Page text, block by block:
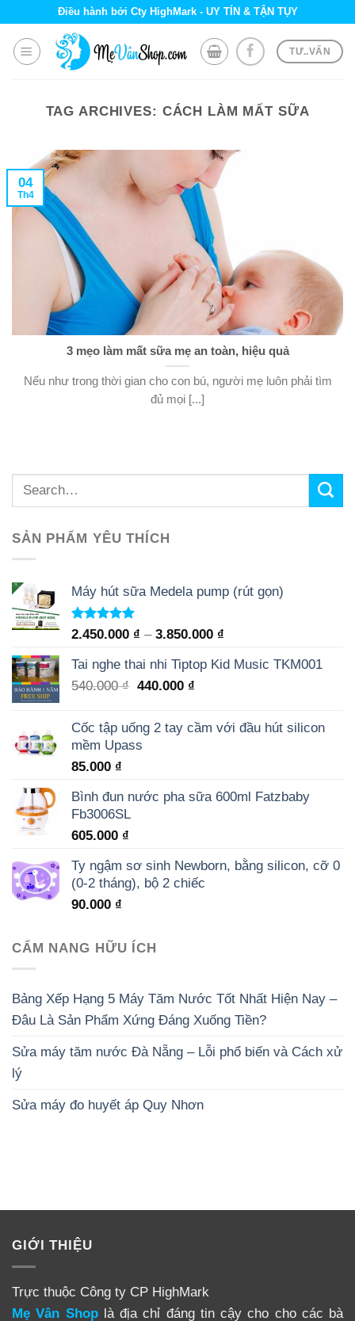
content
Điều hành bởi Cty HighMark - UY TÍN & TẬN TỤY
TƯ..VẤN
TAG ARCHIVES: CÁCH LÀM MẤT SỮA
3 mẹo làm mất sữa mẹ an toàn, hiệu quả
Nếu như trong thời gian cho con bú, người mẹ luôn phải tìm
đủ mọi [...]
04
Th4
SẢN PHẨM YÊU THÍCH
Máy hút sữa Medela pump (rút gọn)
Rated 5.00
2.450.000 ₫ – 3.850.000 ₫
Tai nghe thai nhi Tiptop Kid Music TKM001
540.000₫ 440.000 ₫
Cốc tập uống 2 tay cầm với đầu hút silicon
mềm Upass
85.000 ₫
Bình đun nước pha sữa 600ml Fatzbaby
Fb3006SL
605.000 ₫
Ty ngậm sơ sinh Newborn, bằng silicon, cỡ 0
(0-2 tháng), bộ 2 chiếc
90.000 ₫
CẨM NANG HỮU ÍCH
Bảng Xếp Hạng 5 Máy Tăm Nước Tốt Nhất Hiện Nay –
Đâu Là Sản Phẩm Xứng Đáng Xuống Tiền?
Sửa máy tăm nước Đà Nẵng – Lỗi phổ biến và Cách xử
lý
Sửa máy đo huyết áp Quy Nhơn
GIỚI THIỆU
Trực thuộc Công ty CP HighMark
Mẹ Vân Shoplà địa chỉ đáng tin cậy cho cho các bà